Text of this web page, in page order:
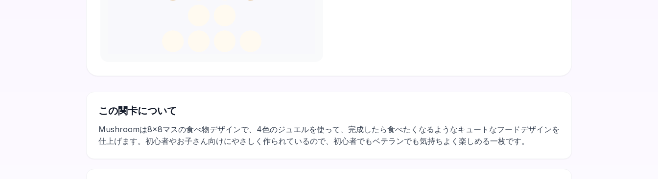
この関卡について
Mushroomは8×8マスの食べ物デザインで、4色のジュエルを使って、完成したら食べたくなるようなキュートなフードデザインを
仕上げます。初心者やお子さん向けにやさしく作られているので、初心者でもベテランでも気持ちよく楽しめる一枚です。